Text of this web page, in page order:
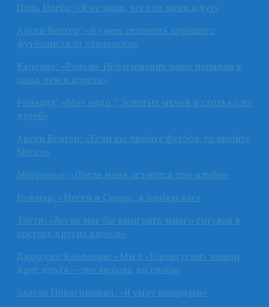
Поль Погба: «Я не знаю, чего от меня ждут»
Арсен Венгер: «Я умею отличить хорошего
футболиста от отличного»
Капелло: «Раньше Ибрагимович чаще попадал в
окна, чем в ворота»
Роналду: «Мне надо 7 Золотых мячей и столько же
детей»
Арсен Венгер: «Если вы любите футбол, то любите
Месси»
Моуриньо: «После меня остаются топ-клубы»
Неймар: «Месси и Суарес, я люблю вас»
Тотти: «Легко мог бы выиграть много титулов в
составе других клубов»
Джорджо Кьеллини: «Мы с «Ювентусом» нашли
друг друга — это любовь до гроба»
Златан Ибрагимович: «Я умру молодым»